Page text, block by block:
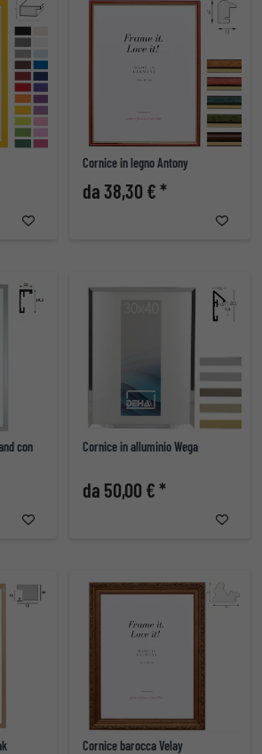
Cornice in legno Antony
da 38,30 € *
con
Cornice in alluminio Wega
da 50,00 € *
Cornice barocca Velay